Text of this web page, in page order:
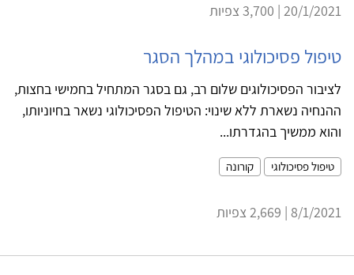
20/1/2021 | 3,700 צפיות
טיפול פסיכולוגי במהלך הסגר
לציבור הפסיכולוגים שלום רב, גם בסגר המתחיל בחמישי בחצות,
ההנחיה נשארת ללא שינוי: הטיפול הפסיכולוגי נשאר בחיוניותו,
והוא ממשיך בהגדרתו...
טיפול פסיכולוגי קורונה
8/1/2021 | 2,669 צפיות